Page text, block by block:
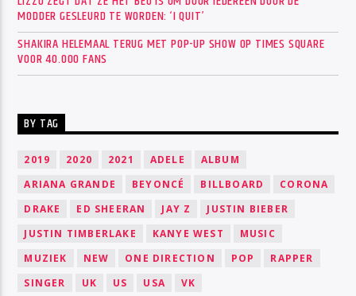
MODDER GESLEURD TE WORDEN: ‘I QUIT’
SHAKIRA HELEMAAL TERUG MET POP-UP SHOW OP TIMES SQUARE
VOOR 40.000 FANS
BY TAG
2019 2020 2021 ADELE
ALBUM
ARIANA GRANDE
BEYONCÉ BILLBOARD
CORONA
DRAKE
ED SHEERAN JAY Z
JUSTIN BIEBER
JUSTIN TIMBERLAKE
KANYE WEST
MUSIC
MUZIEK
NEW ONE DIRECTION POP
RAPPER
SINGER
UK US USA VK